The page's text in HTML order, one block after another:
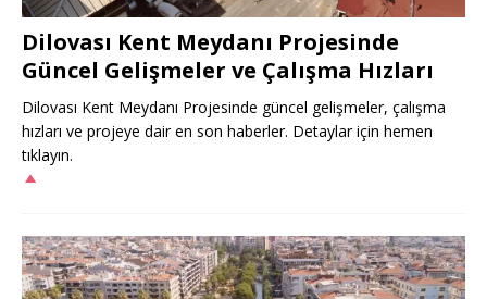
Dilovası Kent Meydanı Projesinde
Güncel Gelişmeler ve Çalışma Hızları
Dilovası Kent Meydanı Projesinde güncel gelişmeler, çalışma
hızları ve projeye dair en son haberler. Detaylar için hemen
tıklayın.